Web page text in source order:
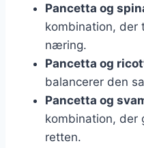
Pancetta og
kombination, der
næring.
Pancetta og
balancerer den
Pancetta og
kombination, der
retten.